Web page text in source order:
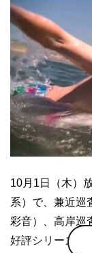
10月1日（木）
系）で、兼近巡
彩音）、高岸巡
好評シリーズ「